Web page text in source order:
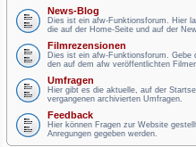
News-Blog
Dies ist ein afw-Funktionsforum. Hier
die auf der Home-Seite und auf der
Filmrezensionen
Dies ist ein afw-Funktionsforum. Gebe
den auf dem afw veröffentlichten
Umfragen
Hier gibt es die aktuelle, auf der
vergangenen archivierten Umfragen.
Feedback
Hier können Fragen zur Website
Anregungen gegeben werden.